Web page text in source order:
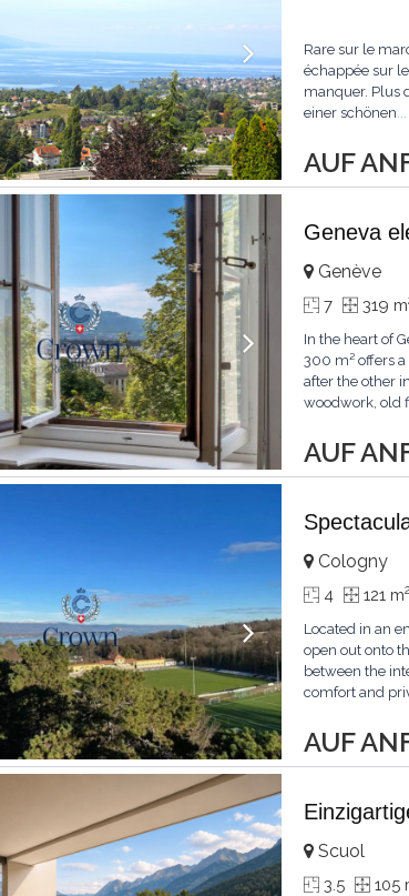
AUF
Rare sur le
échappée sur
manquer. Plus
einer schönen...
Geneva
AUF
Genève
7 319 m
In the heart of
300 m² offers
after the other
woodwork, old
AUF
Cologny
4 121 m2
Located in an
open out onto
between the
comfort and
Scuol
3.5 105